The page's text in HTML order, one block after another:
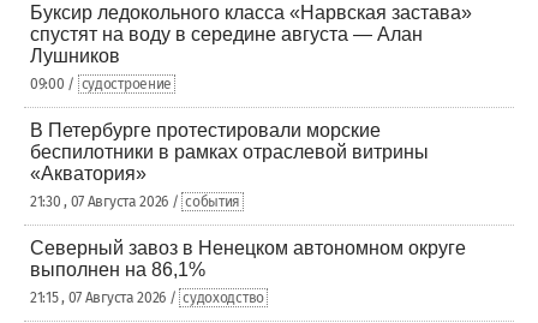
Буксир ледокольного класса «Нарвская застава»
спустят на воду в середине августа — Алан
Лушников
09:00 / судостроение
В Петербурге протестировали морские
беспилотники в рамках отраслевой витрины
«Акватория»
21:30 , 07 Августа 2026 / события
Северный завоз в Ненецком автономном округе
выполнен на 86,1%
21:15 , 07 Августа 2026 / судоходство